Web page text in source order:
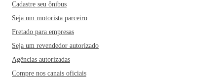
Cadastre seu ônibus
Seja um motorista parceiro
Fretado para empresas
Seja um revendedor autorizado
Agências autorizadas
Compre nos canais oficiais